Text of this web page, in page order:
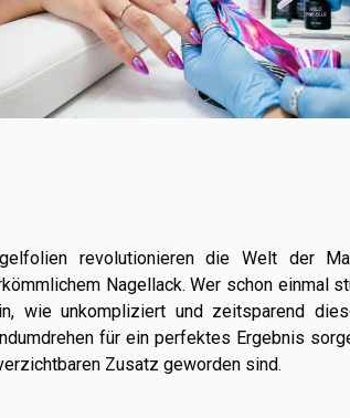
revolutionieren die Welt der
Nagellack. Wer schon einmal
wie unkompliziert und zeitsparend
für ein perfektes Ergebnis
Zusatz geworden sind.